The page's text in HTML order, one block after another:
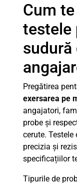
Cum
testele
sudură
Pregătirea
exersarea pe
angajatori,
probe și
cerute.
precizia și
specificațiilor
Tipurile de